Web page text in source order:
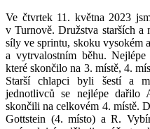
Ve čtvrtek 11. května 2023
v Turnově. Družstva starších a
síly ve sprintu, skoku vysokém
a vytrvalostním běhu.
které skončilo na 3. místě, 4.
Starší chlapci byli šestí a
jednotlivců se nejlépe
skončili na celkovém 4. místě.
Gottstein (4. místo) a R.